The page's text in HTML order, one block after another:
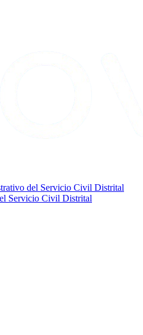
Servicio Civil Distrital